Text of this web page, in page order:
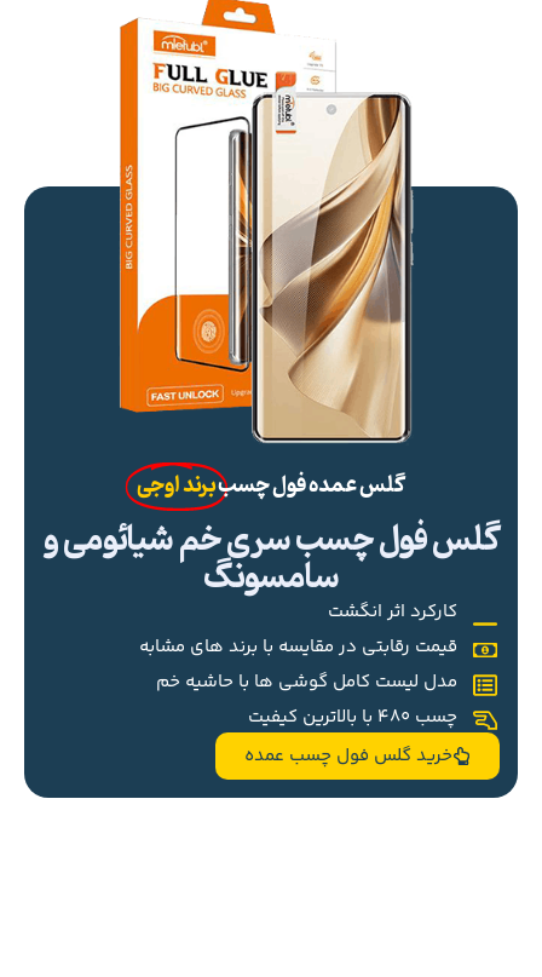
گلس عمده فول چسببرند اوجی
گلس فول چسب سری خم شیائومی و
سامسونگ
کارکرد اثر انگشت
قیمت رقابتی در مقایسه با برند های مشابه
مدل لیست کامل گوشی ها با حاشیه خم
چسب 480 با بالاترین کیفیت
خرید گلس فول چسب عمده